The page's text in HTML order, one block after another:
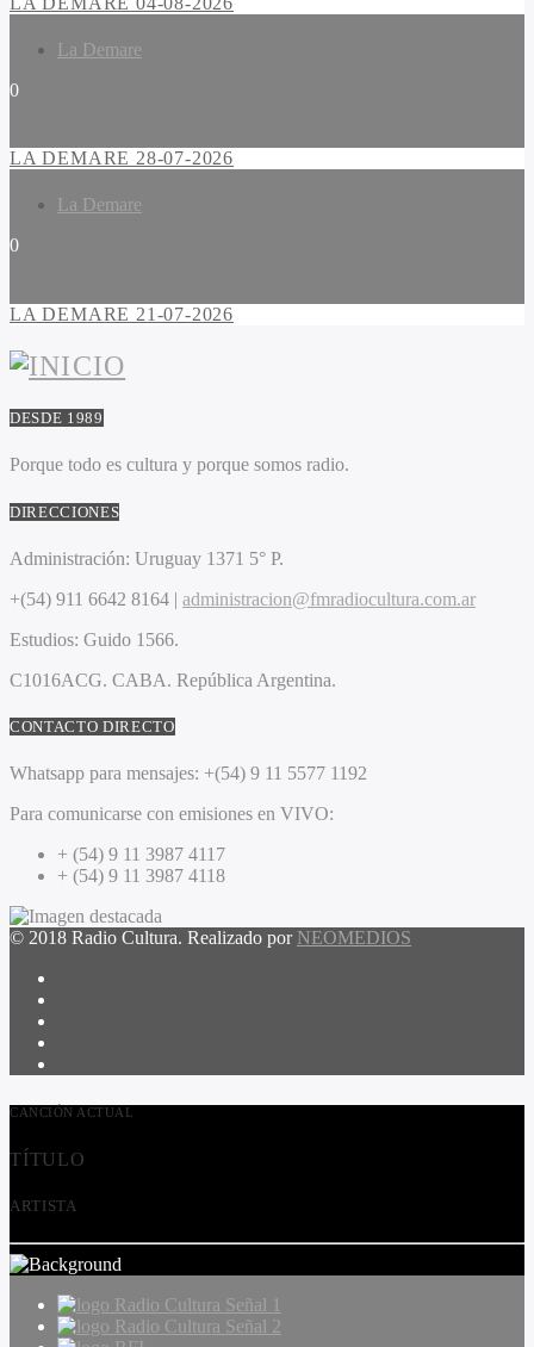
La Demare
0
LA DEMARE 28-07-2026
La Demare
0
LA DEMARE 21-07-2026
DESDE 1989
Porque todo es cultura y porque somos radio.
DIRECCIONES
Administración: Uruguay 1371 5° P.
+(54) 911 6642 8164 | administracion@fmradiocultura.com.ar
Estudios: Guido 1566.
C1016ACG. CABA. República Argentina.
CONTACTO DIRECTO
Whatsapp para mensajes: +(54) 9 11 5577 1192
Para comunicarse con emisiones en VIVO:
+ (54) 9 11 3987 4117
+ (54) 9 11 3987 4118
© 2018 Radio Cultura. Realizado por NEOMEDIOS
CANCIÓN ACTUAL
TÍTULO
ARTISTA
Radio Cultura Señal 1
Radio Cultura Señal 2